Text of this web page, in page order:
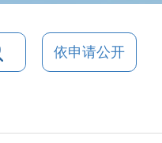
依申请公开